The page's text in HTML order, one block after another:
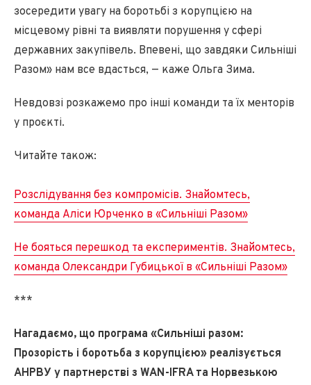
зосередити увагу на боротьбі з корупцією на
місцевому рівні та виявляти порушення у сфері
державних закупівель. Впевені, що завдяки Сильніші
Разом» нам все вдасться, — каже Ольга Зима.
Невдовзі розкажемо про інші команди та їх менторів
у проєкті.
Читайте також:
Розслідування без компромісів. Знайомтесь,
команда Аліси Юрченко в «Сильніші Разом»
Не бояться перешкод та експериментів. Знайомтесь,
команда Олександри Губицької в «Сильніші Разом»
***
Нагадаємо, що програма «Сильніші разом:
Прозорість і боротьба з корупцією» реалізується
АНРВУ у партнерстві з WAN-IFRA та Норвезькою